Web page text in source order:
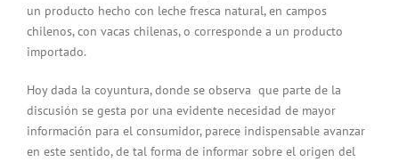
un producto hecho con leche fresca natural, en campos
chilenos, con vacas chilenas, o corresponde a un producto
importado.
Hoy dada la coyuntura, donde se observa que parte de la
discusión se gesta por una evidente necesidad de mayor
información para el consumidor, parece indispensable avanzar
en este sentido, de tal forma de informar sobre el origen del